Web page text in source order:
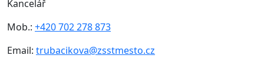
Kancelář
Mob.: +420 702 278 873
Email: trubacikova@zsstmesto.cz